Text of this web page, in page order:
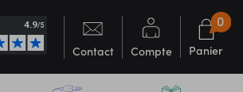
Contact Compte Panier
0